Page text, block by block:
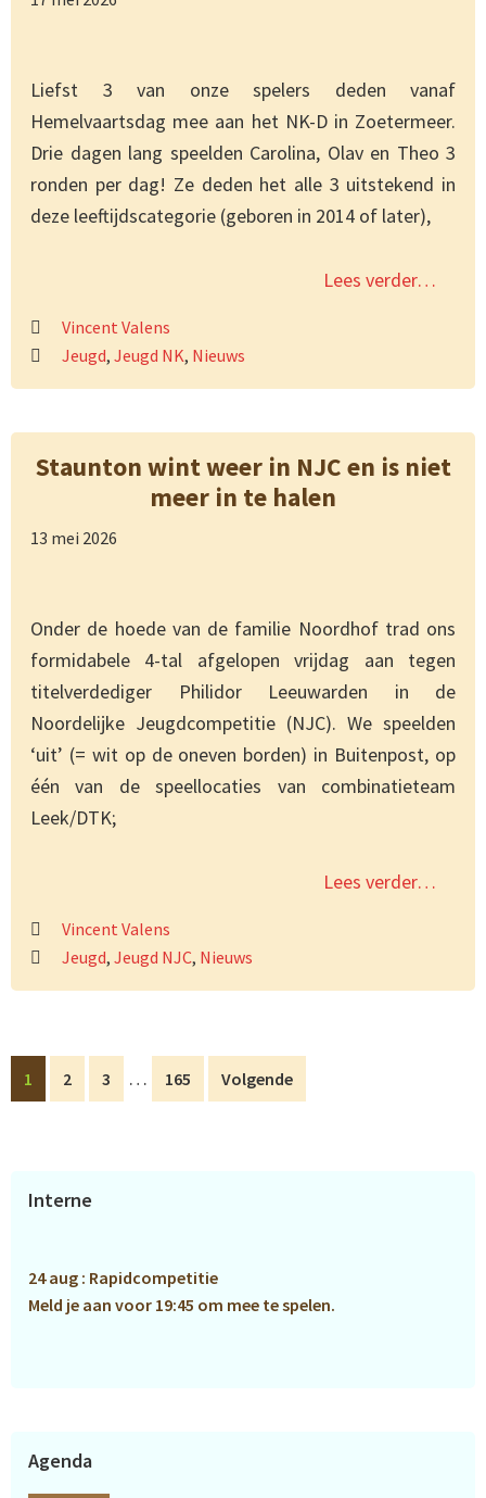
Liefst 3 van onze spelers deden vanaf
Hemelvaartsdag mee aan het NK-D in Zoetermeer.
Drie dagen lang speelden Carolina, Olav en Theo 3
ronden per dag! Ze deden het alle 3 uitstekend in
deze leeftijdscategorie (geboren in 2014 of later),
Lees verder…
Vincent Valens
Jeugd, Jeugd NK, Nieuws
Staunton wint weer in NJC en is niet
meer in te halen
13 mei 2026
Onder de hoede van de familie Noordhof trad ons
formidabele 4-tal afgelopen vrijdag aan tegen
titelverdediger Philidor Leeuwarden in de
Noordelijke Jeugdcompetitie (NJC). We speelden
‘uit’ (= wit op de oneven borden) in Buitenpost, op
één van de speellocaties van combinatieteam
Leek/DTK;
Lees verder…
Vincent Valens
Jeugd, Jeugd NJC, Nieuws
Pagina
1 Pagina
2 Pagina
3
Interim
pagina's
… Pagina
165 Volgende
Primaire
Interne
24 aug : Rapidcompetitie
Meld je aan voor 19:45 om mee te spelen.
Agenda